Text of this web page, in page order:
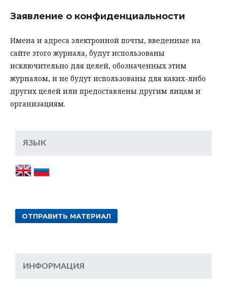
Заявление о конфиденциальности
Имена и адреса электронной почты, введенные на
сайте этого журнала, будут использованы
исключительно для целей, обозначенных этим
журналом, и не будут использованы для каких-либо
других целей или предоставлены другим лицам и
организациям.
ЯЗЫК
ОТПРАВИТЬ МАТЕРИАЛ
ИНФОРМАЦИЯ